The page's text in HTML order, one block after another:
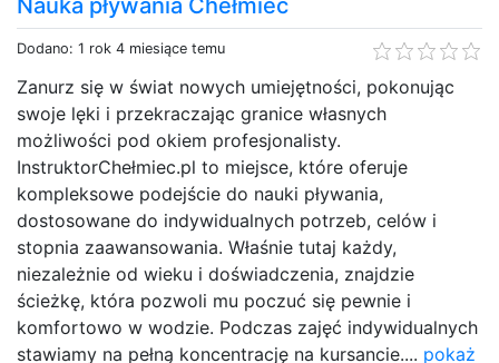
Dodano: 1 rok 4 miesiące temu
Zanurz się w świat nowych umiejętności, pokonując
swoje lęki i przekraczając granice własnych
możliwości pod okiem profesjonalisty.
InstruktorChełmiec.pl to miejsce, które oferuje
kompleksowe podejście do nauki pływania,
dostosowane do indywidualnych potrzeb, celów i
stopnia zaawansowania. Właśnie tutaj każdy,
niezależnie od wieku i doświadczenia, znajdzie
ścieżkę, która pozwoli mu poczuć się pewnie i
komfortowo w wodzie. Podczas zajęć indywidualnych
stawiamy na pełną koncentrację na kursancie.... pokaż